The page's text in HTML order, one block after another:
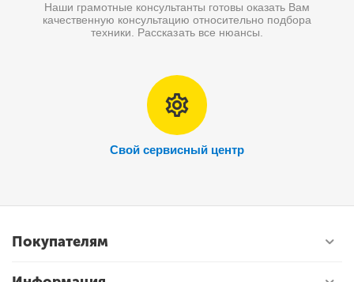
Наши грамотные консультанты готовы оказать Вам
качественную консультацию относительно подбора
техники. Рассказать все нюансы.
Свой сервисный центр
Покупателям